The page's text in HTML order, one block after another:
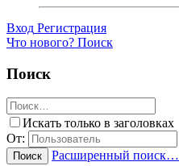
Вход Регистрация
Что нового? Поиск
Поиск
Искать только в заголовках
От:
Поиск Расширенный поиск…